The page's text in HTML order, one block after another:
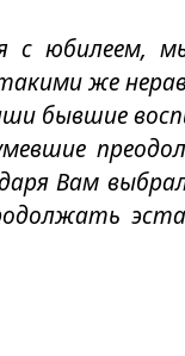
с юбилеем,
же
бывшие
Вам